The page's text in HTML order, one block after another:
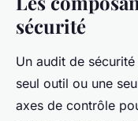
sécurité
Un audit de
seul outil ou une
axes de contrôle